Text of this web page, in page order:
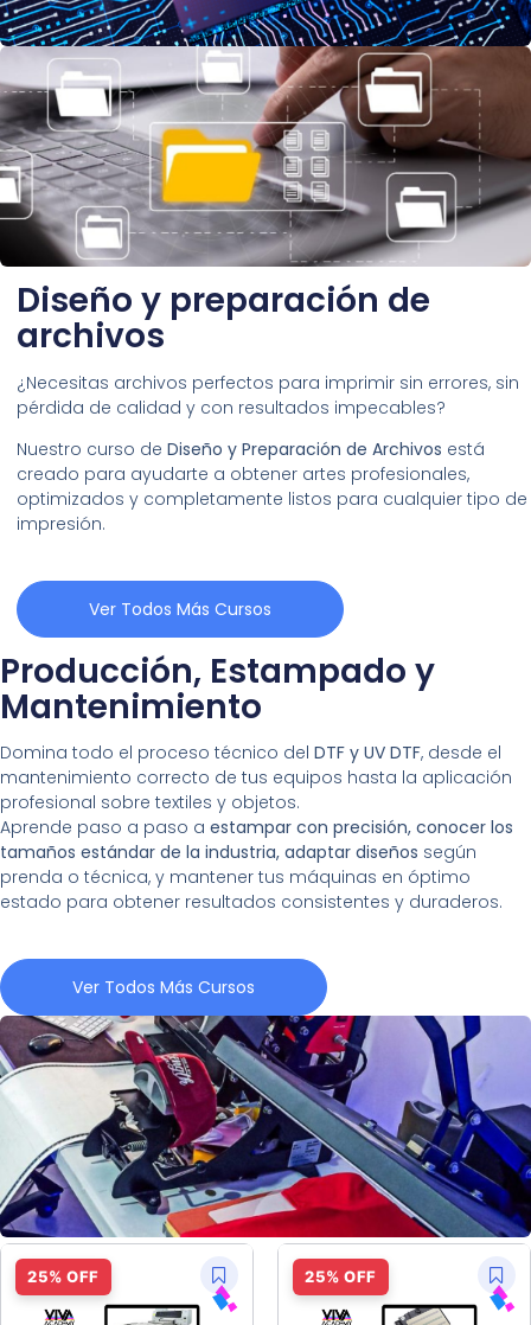
Diseño y preparación de
archivos
¿Necesitas archivos perfectos para imprimir sin errores, sin
pérdida de calidad y con resultados impecables?
Nuestro curso de Diseño y Preparación de Archivos está
creado para ayudarte a obtener artes profesionales,
optimizados y completamente listos para cualquier tipo de
impresión.
Ver Todos Más Cursos
Producción, Estampado y
Mantenimiento
Domina todo el proceso técnico del DTF y UV DTF, desde el
mantenimiento correcto de tus equipos hasta la aplicación
profesional sobre textiles y objetos.
Aprende paso a paso a estampar con precisión, conocer los
tamaños estándar de la industria, adaptar diseños según
prenda o técnica, y mantener tus máquinas en óptimo
estado para obtener resultados consistentes y duraderos.
Ver Todos Más Cursos